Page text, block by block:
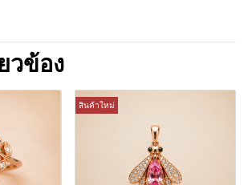
วข้อง
สินค้าใหม่